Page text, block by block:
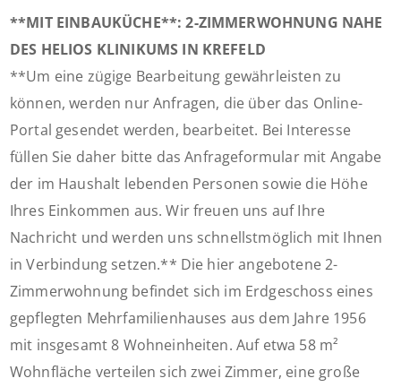
**MIT EINBAUKÜCHE**: 2-ZIMMERWOHNUNG NAHE
DES HELIOS KLINIKUMS IN KREFELD
**Um eine zügige Bearbeitung gewährleisten zu
können, werden nur Anfragen, die über das Online-
Portal gesendet werden, bearbeitet. Bei Interesse
füllen Sie daher bitte das Anfrageformular mit Angabe
der im Haushalt lebenden Personen sowie die Höhe
Ihres Einkommen aus. Wir freuen uns auf Ihre
Nachricht und werden uns schnellstmöglich mit Ihnen
in Verbindung setzen.** Die hier angebotene 2-
Zimmerwohnung befindet sich im Erdgeschoss eines
gepflegten Mehrfamilienhauses aus dem Jahre 1956
mit insgesamt 8 Wohneinheiten. Auf etwa 58 m²
Wohnfläche verteilen sich zwei Zimmer, eine große